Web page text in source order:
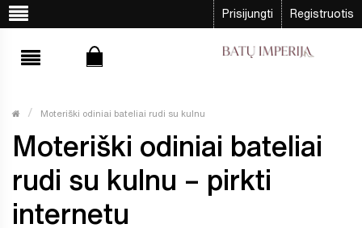
Prisijungti Registruotis
Moteriški odiniai bateliai rudi su kulnu
Moteriški odiniai bateliai
rudi su kulnu – pirkti
internetu